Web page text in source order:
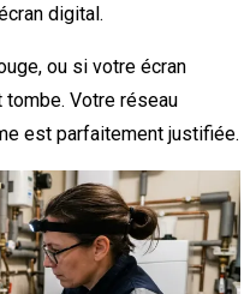
digital.
ou si votre écran
tombe. Votre réseau
est parfaitement justifiée.